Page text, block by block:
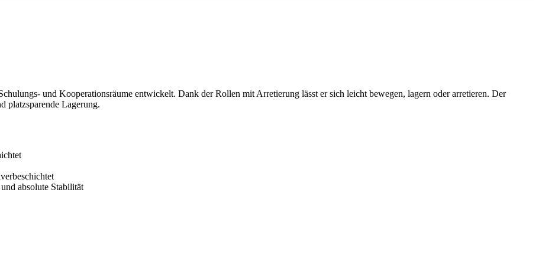
und Kooperationsräume entwickelt. Dank der Rollen mit Arretierung lässt er sich leicht bewegen, lagern oder arretieren. Der
platzsparende Lagerung.
absolute Stabilität